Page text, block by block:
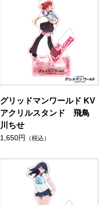
グリッドマンワールド KV
アクリルスタンド 飛鳥
川ちせ
1,650円 （税込）